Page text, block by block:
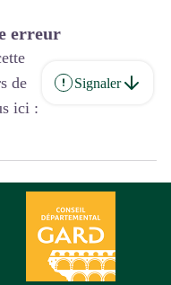
erreur
de
ici :
Signaler